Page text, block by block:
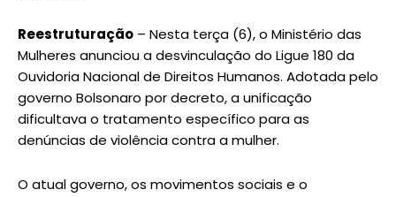
Reestruturação – Nesta terça (6), o Ministério das
Mulheres anunciou a desvinculação do Ligue 180 da
Ouvidoria Nacional de Direitos Humanos. Adotada pelo
governo Bolsonaro por decreto, a unificação
dificultava o tratamento específico para as
denúncias de violência contra a mulher.
O atual governo, os movimentos sociais e o